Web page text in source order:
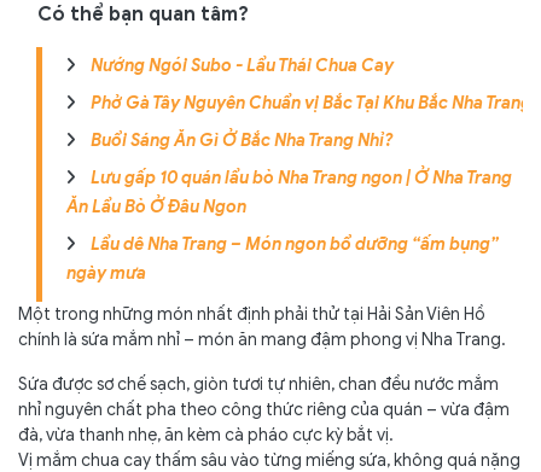
Có thể bạn quan tâm?
Nướng Ngói Subo - Lẩu Thái Chua Cay
Phở Gà Tây Nguyên Chuẩn vị Bắc Tại Khu Bắc Nha Trang
Buổi Sáng Ăn Gì Ở Bắc Nha Trang Nhỉ?
Lưu gấp 10 quán lẩu bò Nha Trang ngon | Ở Nha Trang
Ăn Lẩu Bò Ở Đâu Ngon
Lẩu dê Nha Trang – Món ngon bổ dưỡng “ấm bụng”
ngày mưa
Một trong những món nhất định phải thử tại Hải Sản Viên Hồ
chính là sứa mắm nhỉ – món ăn mang đậm phong vị Nha Trang.
Sứa được sơ chế sạch, giòn tươi tự nhiên, chan đều nước mắm
nhỉ nguyên chất pha theo công thức riêng của quán – vừa đậm
đà, vừa thanh nhẹ, ăn kèm cà pháo cực kỳ bắt vị.
Vị mắm chua cay thấm sâu vào từng miếng sứa, không quá nặng